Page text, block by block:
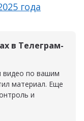
года
в Телеграм-
видео по вашим
материал. Еще
и